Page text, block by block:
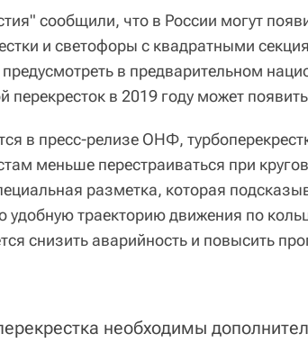
сообщили, что в России могут
и светофоры с квадратными
предусмотреть в предварительном
перекресток в 2019 году может
в пресс-релизе ОНФ,
меньше перестраиваться при
разметка, которая
удобную траекторию движения по
снизить аварийность и повысить
необходимы